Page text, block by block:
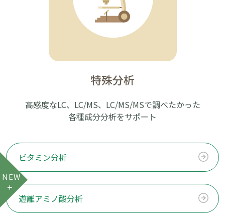
特殊分析
高感度なLC、LC/MS、LC/MS/MSで調べたかった
各種成分分析をサポート
ビタミン分析
遊離アミノ酸分析
NEW